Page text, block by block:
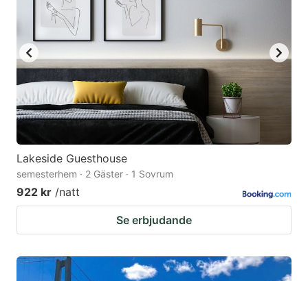
Lakeside Guesthouse
semesterhem · 2 Gäster · 1 Sovrum
922 kr /natt
Se erbjudande